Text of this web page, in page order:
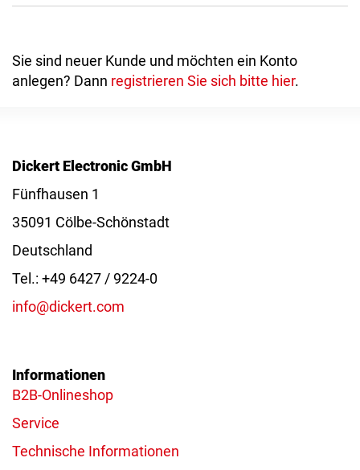
Sie sind neuer Kunde und möchten ein Konto
anlegen? Dann registrieren Sie sich bitte hier.
Dickert Electronic GmbH
Fünfhausen 1
35091 Cölbe-Schönstadt
Deutschland
Tel.: +49 6427 / 9224-0
info@dickert.com
Informationen
B2B-Onlineshop
Service
Technische Informationen